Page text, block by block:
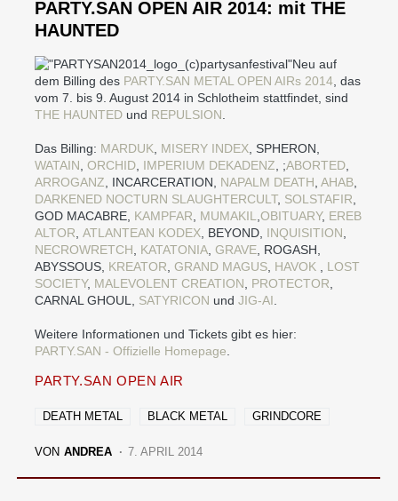
PARTY.SAN OPEN AIR 2014: mit THE
HAUNTED
Neu auf
dem Billing des PARTY.SAN METAL OPEN AIRs 2014, das
vom 7. bis 9. August 2014 in Schlotheim stattfindet, sind
THE HAUNTED und REPULSION.
Das Billing: MARDUK, MISERY INDEX, SPHERON,
WATAIN, ORCHID, IMPERIUM DEKADENZ, ;ABORTED,
ARROGANZ, INCARCERATION, NAPALM DEATH, AHAB,
DARKENED NOCTURN SLAUGHTERCULT, SOLSTAFIR,
GOD MACABRE, KAMPFAR, MUMAKIL,OBITUARY, EREB
ALTOR, ATLANTEAN KODEX, BEYOND, INQUISITION,
NECROWRETCH, KATATONIA, GRAVE, ROGASH,
ABYSSOUS, KREATOR, GRAND MAGUS, HAVOK , LOST
SOCIETY, MALEVOLENT CREATION, PROTECTOR,
CARNAL GHOUL, SATYRICON und JIG-AI.
Weitere Informationen und Tickets gibt es hier:
PARTY.SAN - Offizielle Homepage.
PARTY.SAN OPEN AIR
DEATH METAL BLACK METAL GRINDCORE
VON ANDREA 7. APRIL 2014